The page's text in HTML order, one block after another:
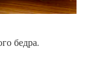
бедра.